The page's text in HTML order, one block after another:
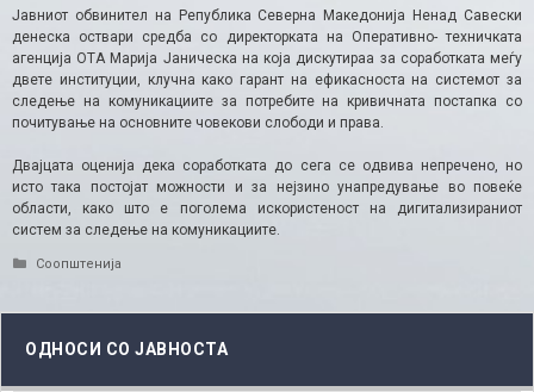
Јавниот обвинител на Република Северна Македонија Ненад Савески
денеска оствари средба со директорката на Оперативно- техничката
агенција ОТА Марија Јаническа на која дискутираа за соработката меѓу
двете институции, клучна како гарант на ефикасноста на системот за
следење на комуникациите за потребите на кривичната постапка со
почитување на основните човекови слободи и права.
Двајцата оценија дека соработката до сега се одвива непречено, но
исто така постојат можности и за нејзино унапредување во повеќе
области, како што е поголема искористеност на дигитализираниот
систем за следење на комуникациите.
Categories
Соопштенија
ОДНОСИ СО ЈАВНОСТА